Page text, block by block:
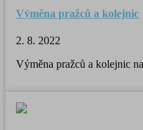
Výměna pražců a kolejnic
2. 8. 2022
Výměna pražců a kolejnic